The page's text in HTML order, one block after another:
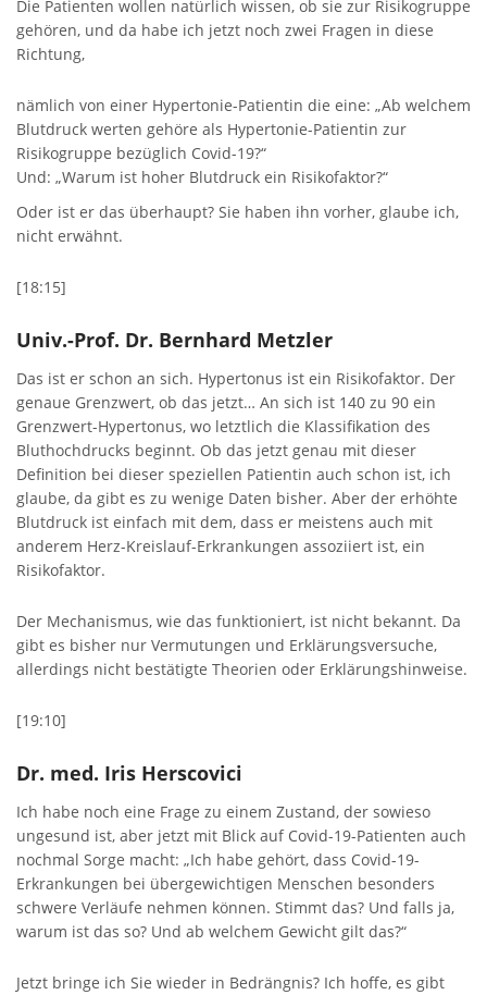
Die Patienten wollen natürlich wissen, ob sie zur Risikogruppe
gehören, und da habe ich jetzt noch zwei Fragen in diese
Richtung,
nämlich von einer Hypertonie-Patientin die eine: „Ab welchem
Blutdruck werten gehöre als Hypertonie-Patientin zur
Risikogruppe bezüglich Covid-19?“
Und: „Warum ist hoher Blutdruck ein Risikofaktor?“
Oder ist er das überhaupt? Sie haben ihn vorher, glaube ich,
nicht erwähnt.
[18:15]
Univ.-Prof. Dr. Bernhard Metzler
Das ist er schon an sich. Hypertonus ist ein Risikofaktor. Der
genaue Grenzwert, ob das jetzt… An sich ist 140 zu 90 ein
Grenzwert-Hypertonus, wo letztlich die Klassifikation des
Bluthochdrucks beginnt. Ob das jetzt genau mit dieser
Definition bei dieser speziellen Patientin auch schon ist, ich
glaube, da gibt es zu wenige Daten bisher. Aber der erhöhte
Blutdruck ist einfach mit dem, dass er meistens auch mit
anderem Herz-Kreislauf-Erkrankungen assoziiert ist, ein
Risikofaktor.
Der Mechanismus, wie das funktioniert, ist nicht bekannt. Da
gibt es bisher nur Vermutungen und Erklärungsversuche,
allerdings nicht bestätigte Theorien oder Erklärungshinweise.
[19:10]
Dr. med. Iris Herscovici
Ich habe noch eine Frage zu einem Zustand, der sowieso
ungesund ist, aber jetzt mit Blick auf Covid-19-Patienten auch
nochmal Sorge macht: „Ich habe gehört, dass Covid-19-
Erkrankungen bei übergewichtigen Menschen besonders
schwere Verläufe nehmen können. Stimmt das? Und falls ja,
warum ist das so? Und ab welchem Gewicht gilt das?“
Jetzt bringe ich Sie wieder in Bedrängnis? Ich hoffe, es gibt